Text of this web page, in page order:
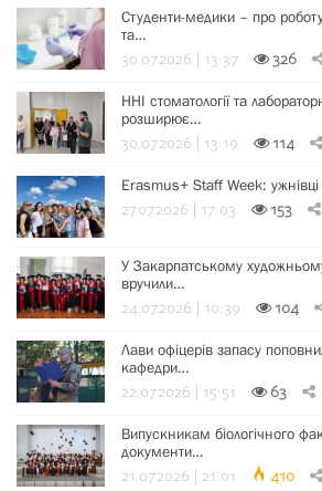
Студенти-медики – про
та…
30.07.2026 | 13:37 326
ННІ стоматології та
розширює…
30.07.2026 | 13:19 114
Erasmus+ Staff Week:
27.07.2026 | 17:03 153
У Закарпатському
вручили…
24.07.2026 | 10:39 104
Лави офіцерів запасу
кафедри…
22.07.2026 | 15:51 63
Випускникам біологічного
документи…
21.07.2026 | 21:01 410